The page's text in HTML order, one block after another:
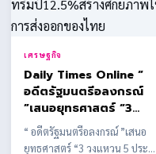
เศรษฐกิจ
Daily Times Online “
อดีตรัฐมนตรีอลงกรณ์
”เสนอยุทธศาสตร์ “3
วงแหวน 5 ประตู -
อีคอมเมิร์ซข้ามแดน”
“ อดีตรัฐมนตรีอลงกรณ์ ”เสนอ
ยุทธศาสตร์ “3 วงแหวน 5 ประตู -